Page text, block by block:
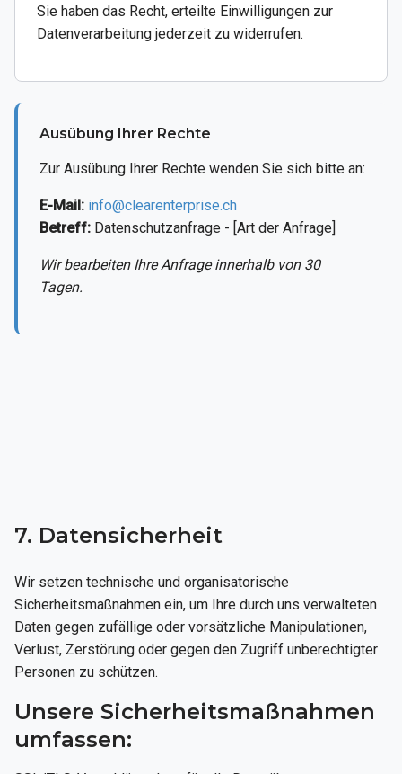
Sie haben das Recht, erteilte Einwilligungen zur
Datenverarbeitung jederzeit zu widerrufen.
Ausübung Ihrer Rechte
Zur Ausübung Ihrer Rechte wenden Sie sich bitte an:
E-Mail: info@clearenterprise.ch
Betreff: Datenschutzanfrage - [Art der Anfrage]
Wir bearbeiten Ihre Anfrage innerhalb von 30
Tagen.
7. Datensicherheit
Wir setzen technische und organisatorische
Sicherheitsmaßnahmen ein, um Ihre durch uns verwalteten
Daten gegen zufällige oder vorsätzliche Manipulationen,
Verlust, Zerstörung oder gegen den Zugriff unberechtigter
Personen zu schützen.
Unsere Sicherheitsmaßnahmen
umfassen: